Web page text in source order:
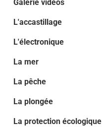
Galerie vidéos
L'accastillage
L'électronique
La mer
La pêche
La plongée
La protection écologique